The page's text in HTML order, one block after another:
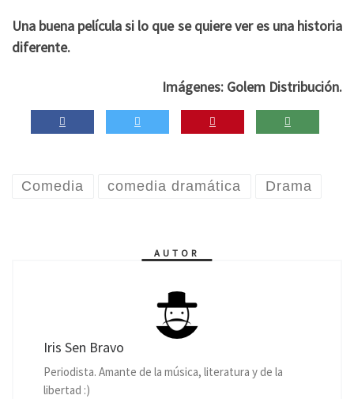
Una buena película si lo que se quiere ver es una historia
diferente.
Imágenes: Golem Distribución.
Comedia comedia dramática Drama
AUTOR
Iris Sen Bravo
Periodista. Amante de la música, literatura y de la
libertad :)